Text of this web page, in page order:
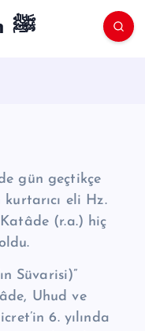
Resulullah ﷺ
gün geçtikçe
eli Hz.
(r.a.) hiç
Süvarisi)”
Uhud ve
6. yılında